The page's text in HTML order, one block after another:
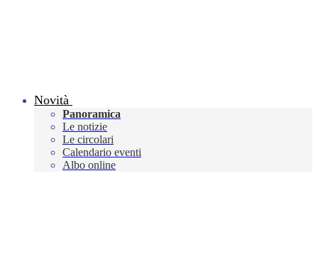
Novità
Panoramica
Le notizie
Le circolari
Calendario eventi
Albo online